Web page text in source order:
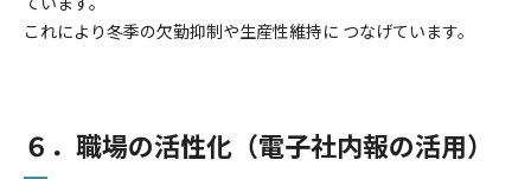
これにより冬季の欠勤抑制や生産性維持に つなげています。
６．職場の活性化（電子社内報の活用）